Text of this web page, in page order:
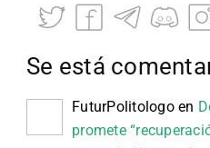
Se está
FuturPolitologoen
promete